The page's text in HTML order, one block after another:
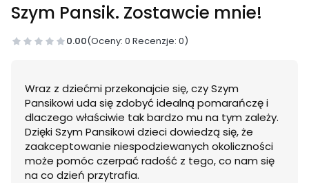
Szym Pansik. Zostawcie mnie!
0.00(Oceny: 0 Recenzje: 0)
Wraz z dziećmi przekonajcie się, czy Szym
Pansikowi uda się zdobyć idealną pomarańczę i
dlaczego właściwie tak bardzo mu na tym zależy.
Dzięki Szym Pansikowi dzieci dowiedzą się, że
zaakceptowanie niespodziewanych okoliczności
może pomóc czerpać radość z tego, co nam się
na co dzień przytrafia.